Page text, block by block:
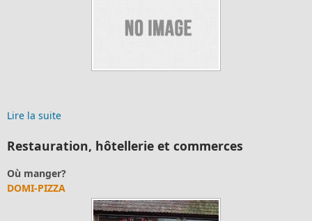
Restauration, hôtellerie et commerces
PIZZA